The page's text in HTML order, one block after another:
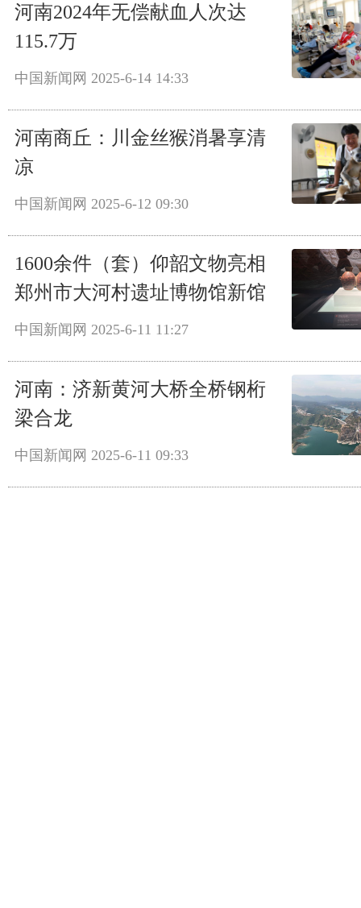
河南2024年无偿献血人次达
115.7万
中国新闻网 2025-6-14 14:33
河南商丘：川金丝猴消暑享清
凉
中国新闻网 2025-6-12 09:30
1600余件（套）仰韶文物亮相
郑州市大河村遗址博物馆新馆
中国新闻网 2025-6-11 11:27
河南：济新黄河大桥全桥钢桁
梁合龙
中国新闻网 2025-6-11 09:33